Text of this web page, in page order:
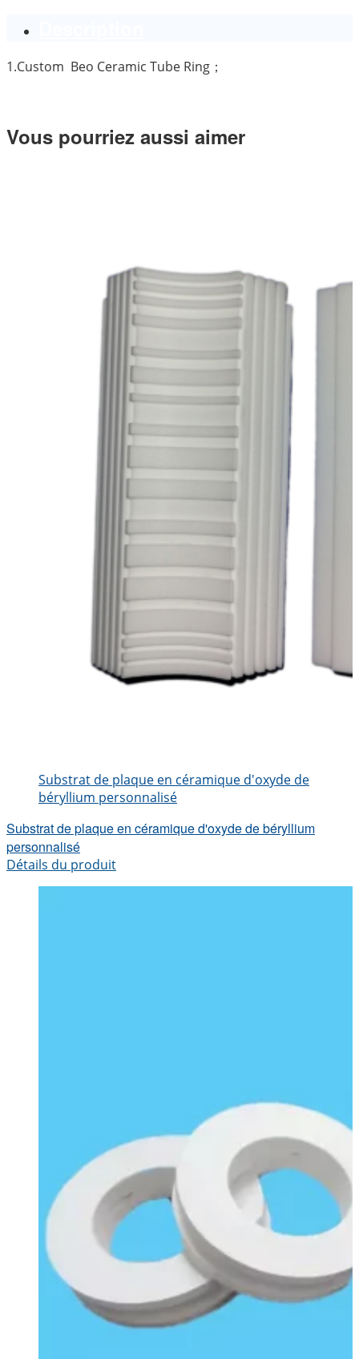
1.Custom Beo Ceramic Tube Ring；
Vous pourriez aussi aimer
Substrat de plaque en céramique d'oxyde de
béryllium personnalisé
Substrat de plaque en céramique d'oxyde de béryllium
personnalisé
Détails du produit